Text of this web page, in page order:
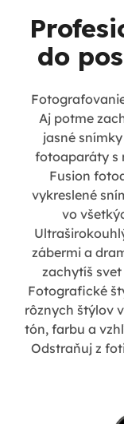
do
Aj potme
jasné
fotoaparáty s
Fusion
vykreslené
vo
zábermi a
zachytíš
Fotografické
rôznych štýlov
tón, farbu a
Odstraňuj z